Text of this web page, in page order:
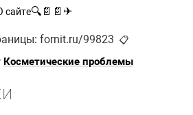
сайте🔍 📄 📄 ✈
fornit.ru/99823 📋
Косметические проблемы